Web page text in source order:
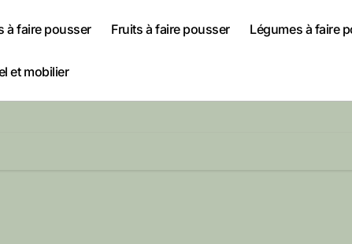
à faire pousser Fruits à faire pousser Légumes à faire
et mobilier